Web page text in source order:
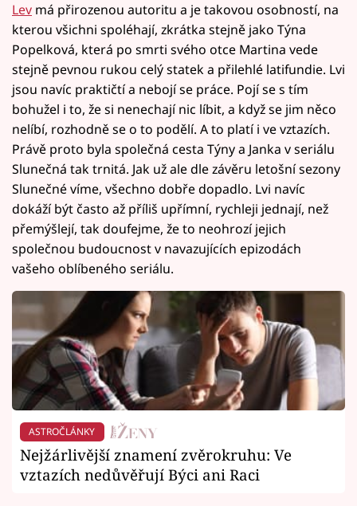
Lev má přirozenou autoritu a je takovou osobností, na
kterou všichni spoléhají, zkrátka stejně jako Týna
Popelková, která po smrti svého otce Martina vede
stejně pevnou rukou celý statek a přilehlé latifundie. Lvi
jsou navíc praktičtí a nebojí se práce. Pojí se s tím
bohužel i to, že si nenechají nic líbit, a když se jim něco
nelíbí, rozhodně se o to podělí. A to platí i ve vztazích.
Právě proto byla společná cesta Týny a Janka v seriálu
Slunečná tak trnitá. Jak už ale dle závěru letošní sezony
Slunečné víme, všechno dobře dopadlo. Lvi navíc
dokáží být často až příliš upřímní, rychleji jednají, než
přemýšlejí, tak doufejme, že to neohrozí jejich
společnou budoucnost v navazujících epizodách
vašeho oblíbeného seriálu.
ASTROČLÁNKY
Nejžárlivější znamení zvěrokruhu: Ve
vztazích nedůvěřují Býci ani Raci